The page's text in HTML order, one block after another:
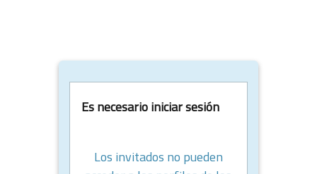
Es necesario iniciar sesión
Los invitados no pueden